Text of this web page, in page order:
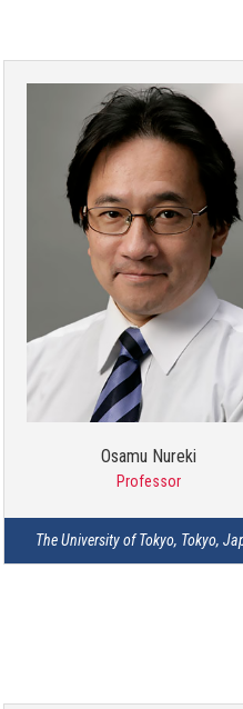
Osamu Nureki
Professor
The University of Tokyo, Tokyo,